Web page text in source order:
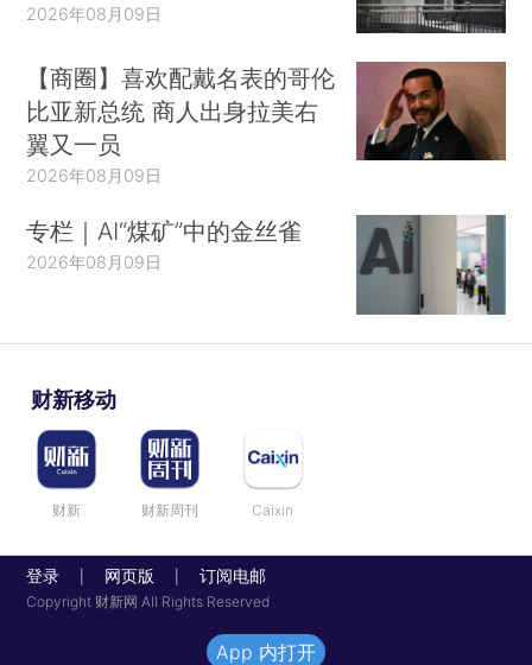
2026年08月09日
【商圈】喜欢配戴名表的哥伦
比亚新总统 商人出身拉美右
翼又一员
2026年08月09日
专栏｜AI“煤矿”中的金丝雀
2026年08月09日
财新移动
财新 财新周刊 Caixin
登录 网页版 订阅电邮
Copyright 财新网 All Rights Reserved
App 内打开